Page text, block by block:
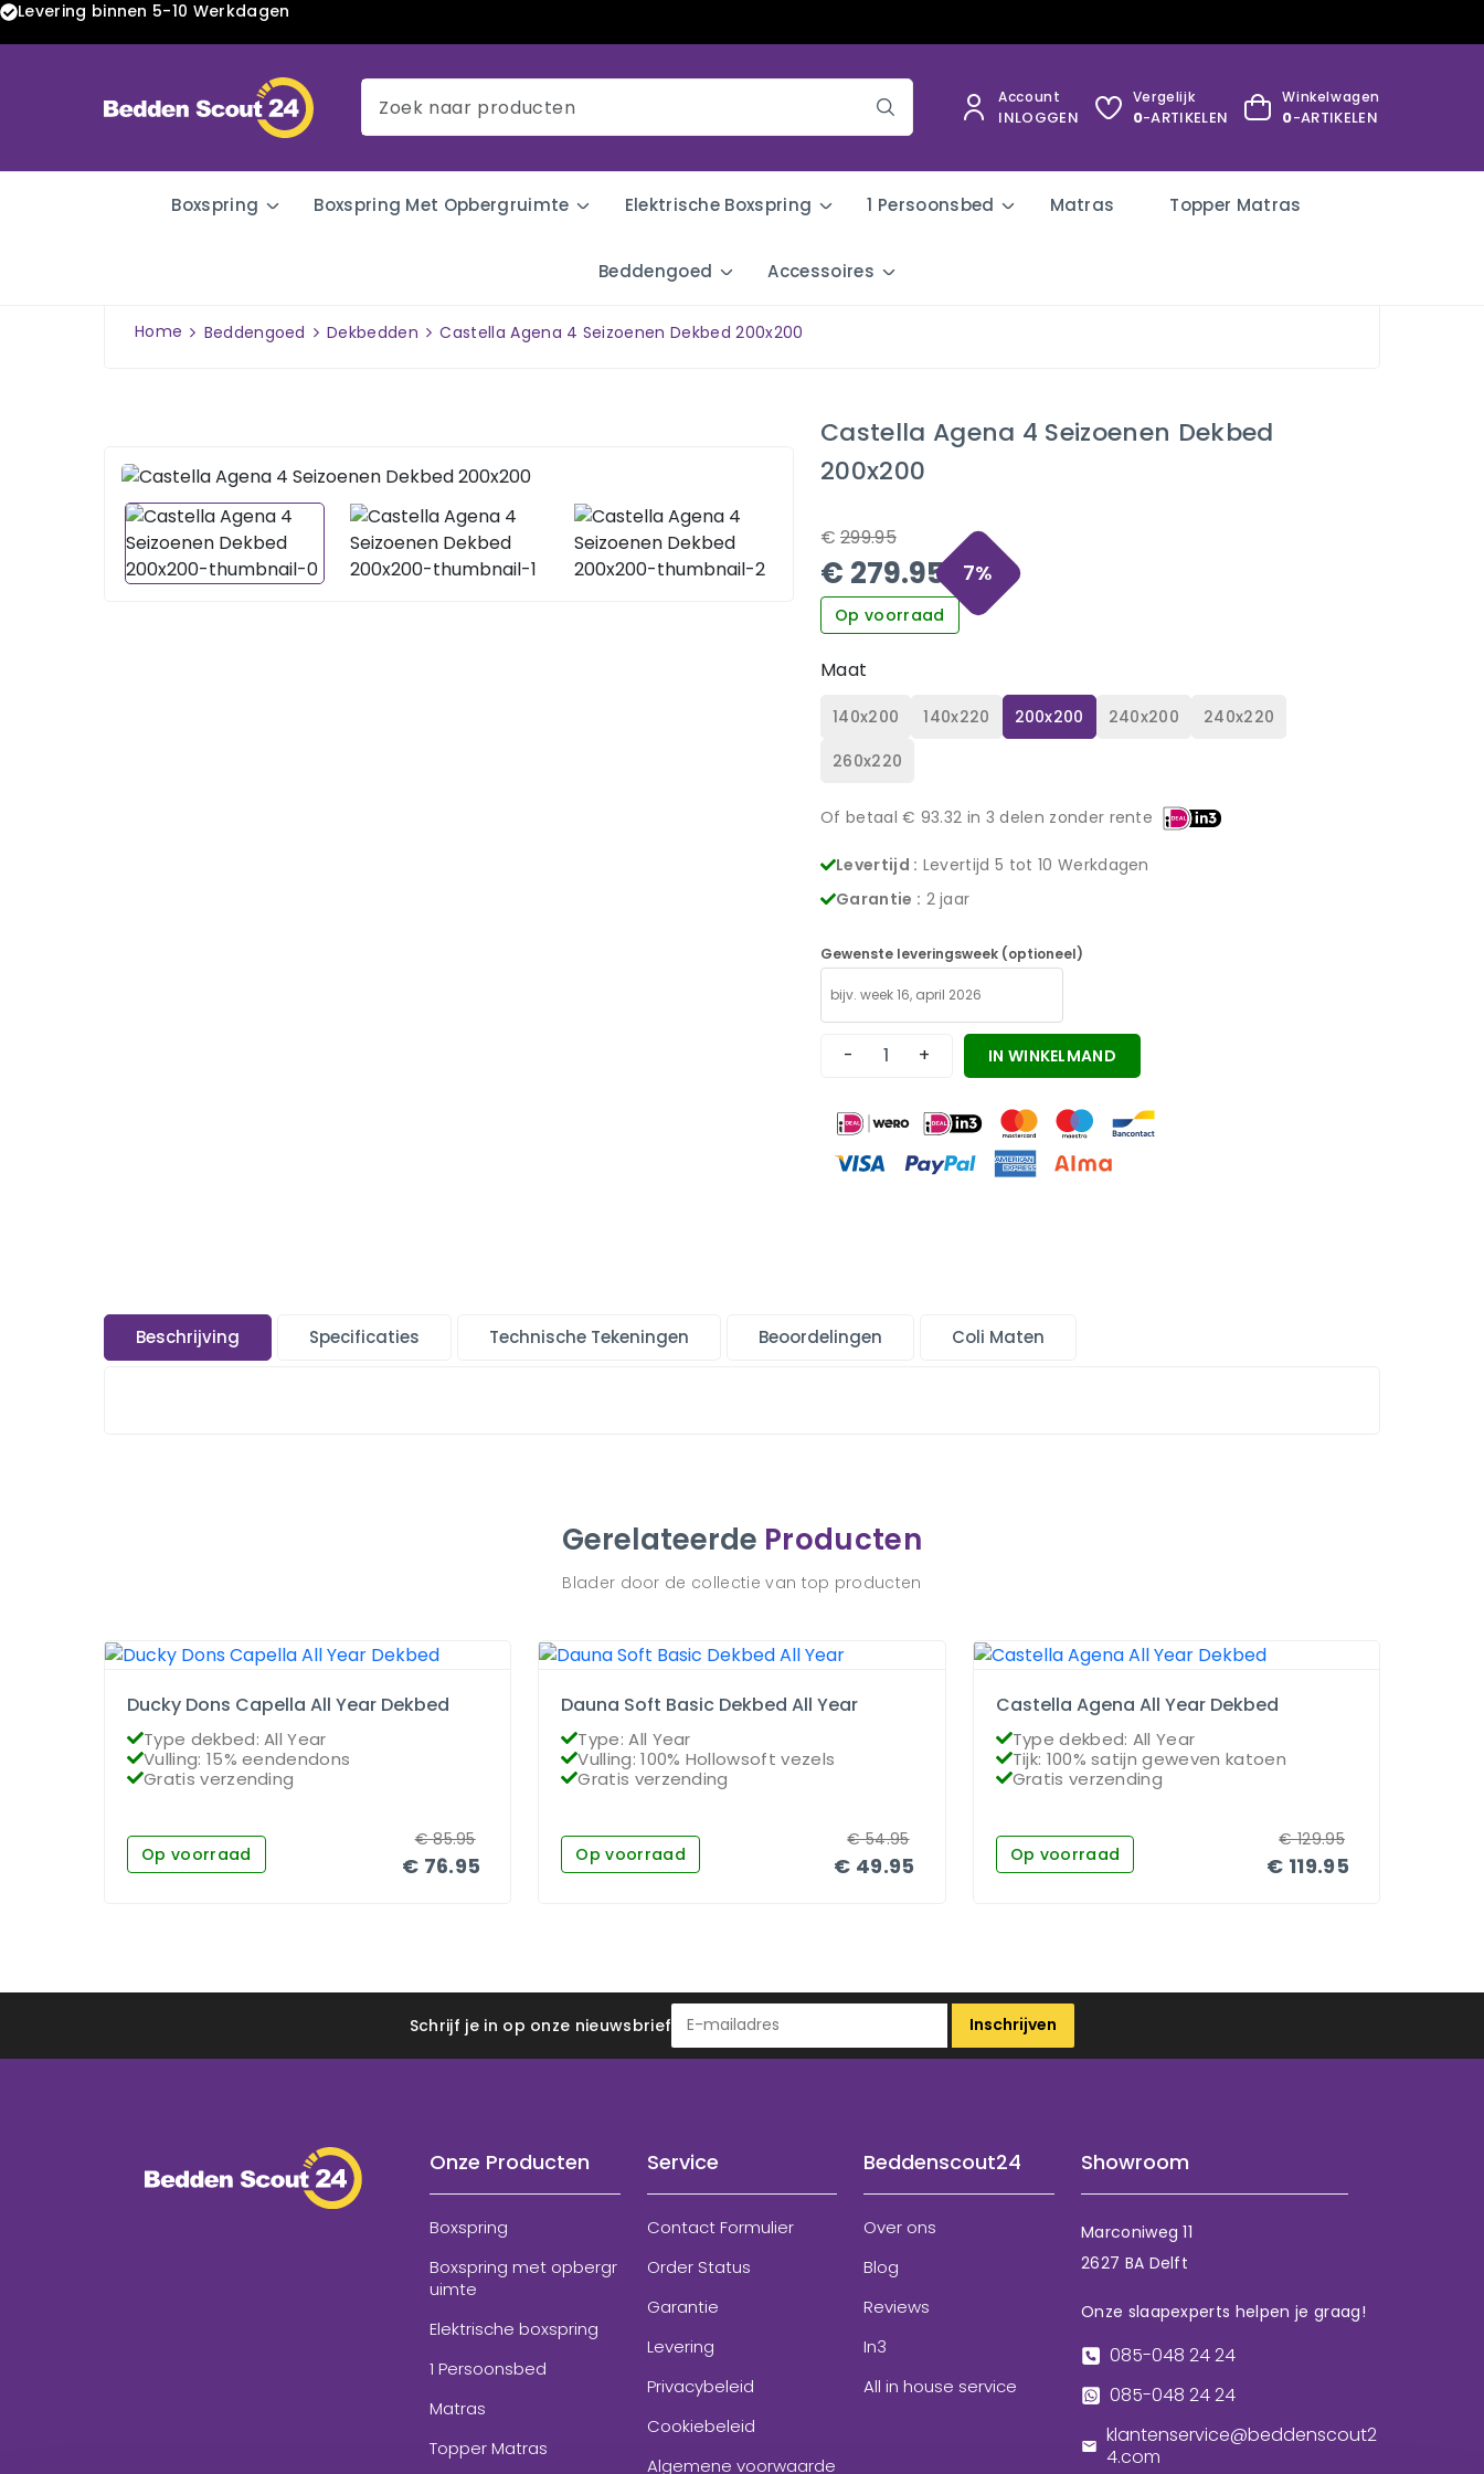
Levering binnen 5-10 Werkdagen
Account
INLOGGEN
Vergelijk
0-ARTIKELEN
Winkelwagen
0-ARTIKELEN
Boxspring Boxspring Met Opbergruimte Elektrische Boxspring 1 Persoonsbed Matras Topper Matras
Beddengoed Accessoires
Home Beddengoed Dekbedden Castella Agena 4 Seizoenen Dekbed 200x200
Castella Agena 4 Seizoenen Dekbed
200x200
€ 299.95
€ 279.95 7%
Op voorraad
Maat
140x200 140x220 200x200 240x200
240x220
260x220
Of betaal € 93.32 in 3 delen zonder rente
Levertijd : Levertijd 5 tot 10 Werkdagen
Garantie : 2 jaar
Gewenste leveringsweek (optioneel)
- + IN WINKELMAND
Beschrijving Specificaties Technische Tekeningen Beoordelingen Coli Maten
Gerelateerde Producten
Blader door de collectie van top producten
Ducky Dons Capella All Year Dekbed
Type dekbed: All Year
Vulling: 15% eendendons
Gratis verzending
Op voorraad € 76.95
€85.95
Dauna Soft Basic Dekbed All Year
Type: All Year
Vulling: 100% Hollowsoft vezels
Gratis verzending
Op voorraad € 49.95
€54.95
Castella Agena All Year Dekbed
Type dekbed: All Year
Tijk: 100% satijn geweven katoen
Gratis verzending
Op voorraad € 119.95
€129.95
Schrijf je in op onze nieuwsbrief Inschrijven
Onze Producten
Boxspring
Boxspring met opbergr
uimte
Elektrische boxspring
1 Persoonsbed
Matras
Topper Matras
Service
Contact Formulier
Order Status
Garantie
Levering
Privacybeleid
Cookiebeleid
Algemene voorwaarde
Beddenscout24
Over ons
Blog
Reviews
In3
All in house service
Showroom
Marconiweg 11
2627 BA Delft
Onze slaapexperts helpen je graag!
085-048 24 24
085-048 24 24
klantenservice@beddenscout2
4.com